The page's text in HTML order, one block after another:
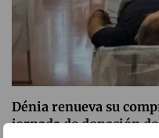
Dénia renueva su
jornada de donación